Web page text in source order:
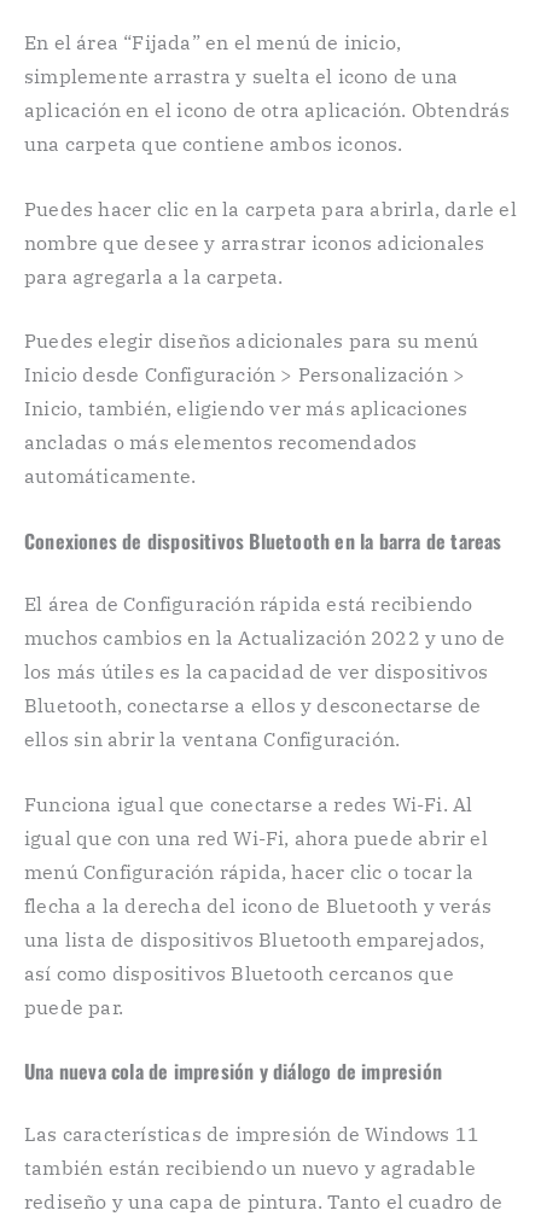
En el área “Fijada” en el menú de inicio,
simplemente arrastra y suelta el icono de una
aplicación en el icono de otra aplicación. Obtendrás
una carpeta que contiene ambos iconos.
Puedes hacer clic en la carpeta para abrirla, darle el
nombre que desee y arrastrar iconos adicionales
para agregarla a la carpeta.
Puedes elegir diseños adicionales para su menú
Inicio desde Configuración > Personalización >
Inicio, también, eligiendo ver más aplicaciones
ancladas o más elementos recomendados
automáticamente.
Conexiones de dispositivos Bluetooth en la barra de tareas
El área de Configuración rápida está recibiendo
muchos cambios en la Actualización 2022 y uno de
los más útiles es la capacidad de ver dispositivos
Bluetooth, conectarse a ellos y desconectarse de
ellos sin abrir la ventana Configuración.
Funciona igual que conectarse a redes Wi-Fi. Al
igual que con una red Wi-Fi, ahora puede abrir el
menú Configuración rápida, hacer clic o tocar la
flecha a la derecha del icono de Bluetooth y verás
una lista de dispositivos Bluetooth emparejados,
así como dispositivos Bluetooth cercanos que
puede par.
Una nueva cola de impresión y diálogo de impresión
Las características de impresión de Windows 11
también están recibiendo un nuevo y agradable
rediseño y una capa de pintura. Tanto el cuadro de